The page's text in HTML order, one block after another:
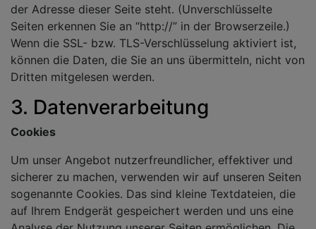
der Adresse dieser Seite steht. (Unverschlüsselte
Seiten erkennen Sie an “http://” in der Browserzeile.)
Wenn die SSL- bzw. TLS-Verschlüsselung aktiviert ist,
können die Daten, die Sie an uns übermitteln, nicht von
Dritten mitgelesen werden.
3. Datenverarbeitung
Cookies
Um unser Angebot nutzerfreundlicher, effektiver und
sicherer zu machen, verwenden wir auf unseren Seiten
sogenannte Cookies. Das sind kleine Textdateien, die
auf Ihrem Endgerät gespeichert werden und uns eine